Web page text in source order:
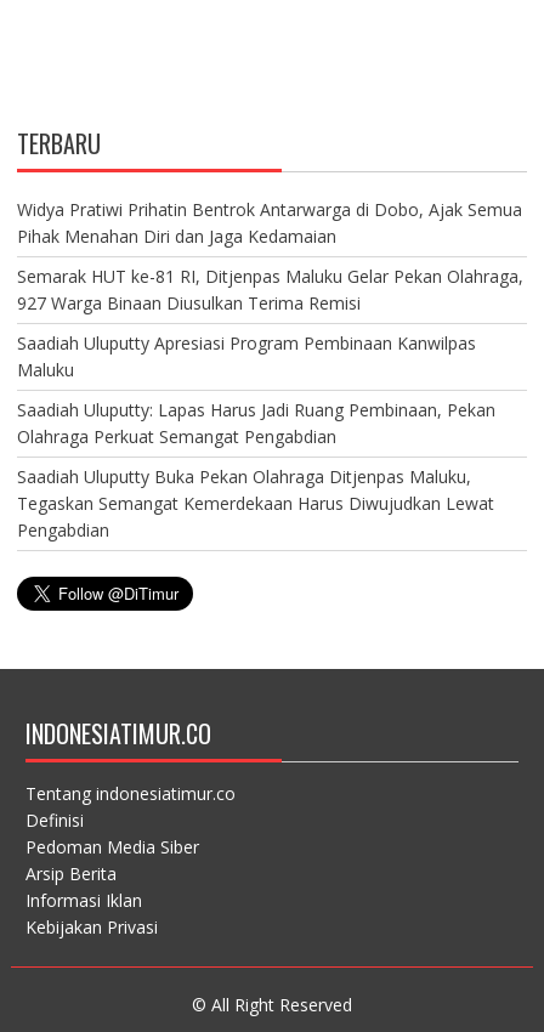
TERBARU
Widya Pratiwi Prihatin Bentrok Antarwarga di Dobo, Ajak Semua
Pihak Menahan Diri dan Jaga Kedamaian
Semarak HUT ke-81 RI, Ditjenpas Maluku Gelar Pekan Olahraga,
927 Warga Binaan Diusulkan Terima Remisi
Saadiah Uluputty Apresiasi Program Pembinaan Kanwilpas
Maluku
Saadiah Uluputty: Lapas Harus Jadi Ruang Pembinaan, Pekan
Olahraga Perkuat Semangat Pengabdian
Saadiah Uluputty Buka Pekan Olahraga Ditjenpas Maluku,
Tegaskan Semangat Kemerdekaan Harus Diwujudkan Lewat
Pengabdian
INDONESIATIMUR.CO
Tentang indonesiatimur.co
Definisi
Pedoman Media Siber
Arsip Berita
Informasi Iklan
Kebijakan Privasi
© All Right Reserved